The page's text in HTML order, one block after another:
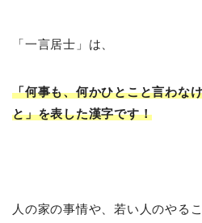
「一言居士」は、
「何事も、何かひとこと言わな
と」を表した漢字です！
人の家の事情や、若い人のやる